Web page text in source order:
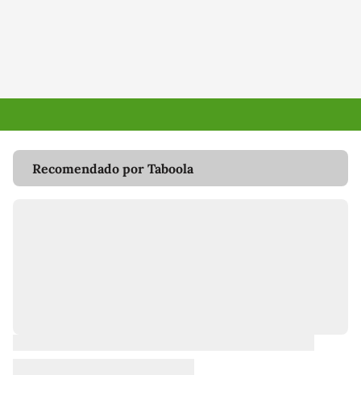
Recomendado por Taboola